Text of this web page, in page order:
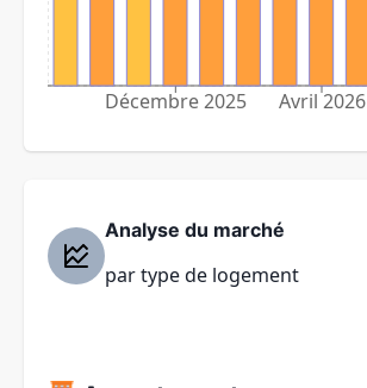
Décembre 2025 Avril 2026
Analyse du marché
par type de logement